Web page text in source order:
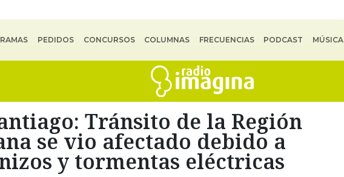
PEDIDOS CONCURSOS COLUMNAS FRECUENCIAS PODCAST MÚSICA
Tránsito de la Región
se vio afectado debido a
y tormentas eléctricas